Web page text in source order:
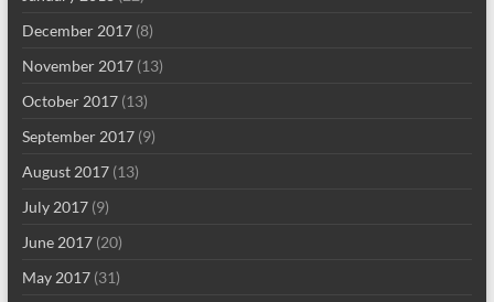
December 2017(8)
November 2017(13)
October 2017(13)
September 2017(9)
August 2017(13)
July 2017(9)
June 2017(20)
May 2017(31)